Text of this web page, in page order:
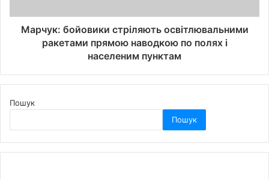
Марчук: бойовики стріляють освітлювальними
ракетами прямою наводкою по полях і
населеним пунктам
Пошук
Пошук